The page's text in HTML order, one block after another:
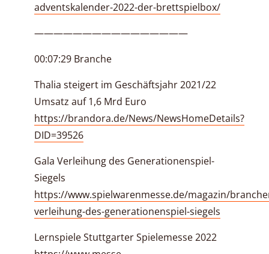
adventskalender-2022-der-brettspielbox/
————————————————
00:07:29 Branche
Thalia steigert im Geschäftsjahr 2021/22
Umsatz auf 1,6 Mrd Euro
https://brandora.de/News/NewsHomeDetails?
DID=39526
Gala Verleihung des Generationenspiel-
Siegels
https://www.spielwarenmesse.de/magazin/
verleihung-des-generationenspiel-siegels
Lernspiele Stuttgarter Spielemesse 2022